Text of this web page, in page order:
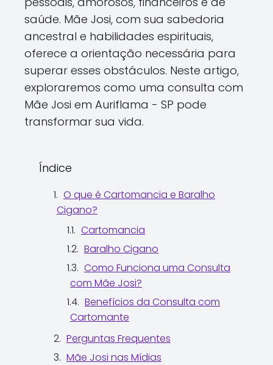
saúde. Mãe Josi, com sua sabedoria
ancestral e habilidades espirituais,
oferece a orientação necessária para
superar esses obstáculos. Neste artigo,
exploraremos como uma consulta com
Mãe Josi em Auriflama - SP pode
transformar sua vida.
Índice
O que é Cartomancia e Baralho
Cigano?
Cartomancia
Baralho Cigano
Como Funciona uma Consulta
com Mãe Josi?
Benefícios da Consulta com
Cartomante
Perguntas Frequentes
Mãe Josi nas Mídias